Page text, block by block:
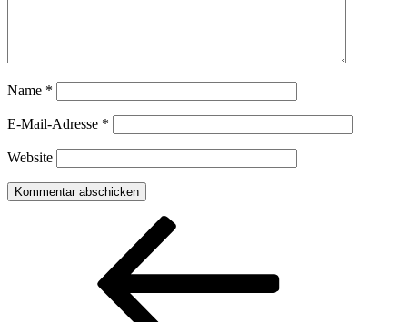
Name *
E-Mail-Adresse *
Website
Beitragsnavigation